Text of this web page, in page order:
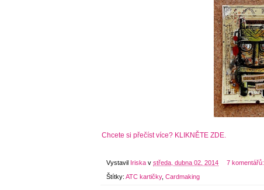
Chcete si přečíst více? KLIKNĚTE ZDE.
Vystavil Iriska v středa, dubna 02, 2014 7 komentářů:
Štítky: ATC kartičky, Cardmaking